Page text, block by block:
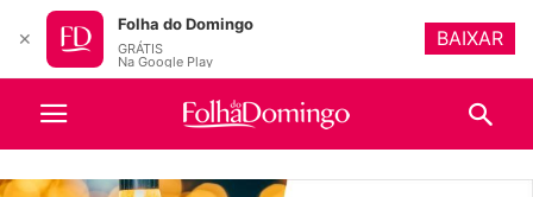
✕
Folha do Domingo
GRÁTIS
Na Google Play
BAIXAR